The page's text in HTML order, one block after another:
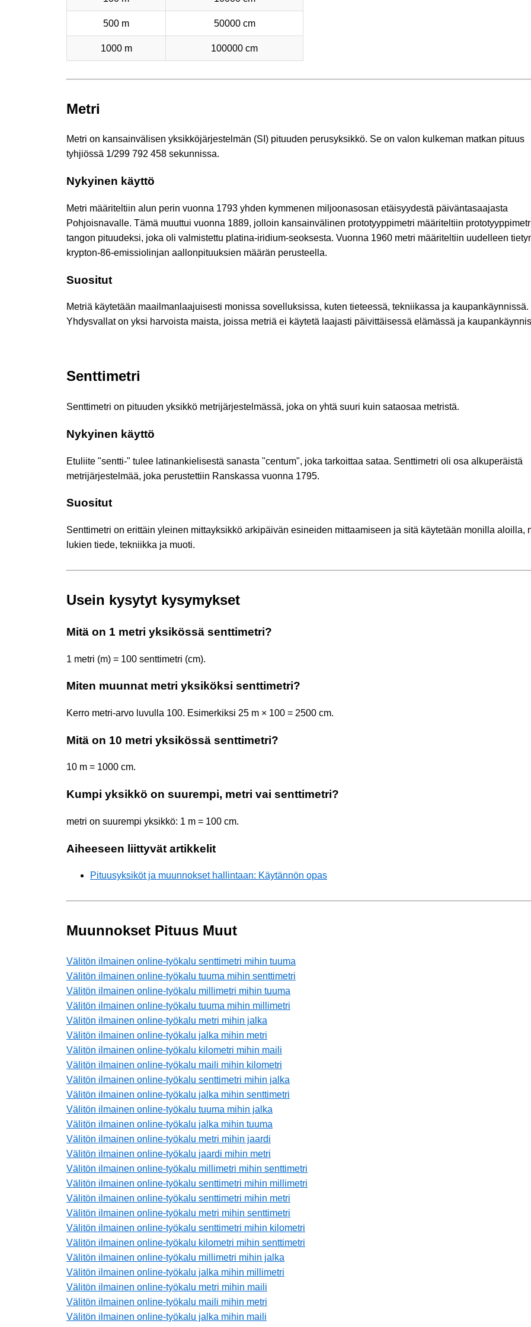
500 m 50000 cm
1000 m 100000 cm
Metri
Metri on kansainvälisen yksikköjärjestelmän (SI) pituuden perusyksikkö. Se on valon kulkeman matkan pituus
tyhjiössä 1/299 792 458 sekunnissa.
Nykyinen käyttö
Metri määriteltiin alun perin vuonna 1793 yhden kymmenen miljoonasosan etäisyydestä päiväntasaajasta
Pohjoisnavalle. Tämä muuttui vuonna 1889, jolloin kansainvälinen prototyyppimetri määriteltiin
tangon pituudeksi, joka oli valmistettu platina-iridium-seoksesta. Vuonna 1960 metri määriteltiin uudelleen
krypton-86-emissiolinjan aallonpituuksien määrän perusteella.
Suositut
Metriä käytetään maailmanlaajuisesti monissa sovelluksissa, kuten tieteessä, tekniikassa ja kaupankäynnissä.
Yhdysvallat on yksi harvoista maista, joissa metriä ei käytetä laajasti päivittäisessä elämässä ja
Senttimetri
Senttimetri on pituuden yksikkö metrijärjestelmässä, joka on yhtä suuri kuin sataosaa metristä.
Nykyinen käyttö
Etuliite "sentti-" tulee latinankielisestä sanasta "centum", joka tarkoittaa sataa. Senttimetri oli osa alkuperäistä
metrijärjestelmää, joka perustettiin Ranskassa vuonna 1795.
Suositut
Senttimetri on erittäin yleinen mittayksikkö arkipäivän esineiden mittaamiseen ja sitä käytetään monilla aloilla,
lukien tiede, tekniikka ja muoti.
Usein kysytyt kysymykset
Mitä on 1 metri yksikössä senttimetri?
1 metri (m) = 100 senttimetri (cm).
Miten muunnat metri yksiköksi senttimetri?
Kerro metri-arvo luvulla 100. Esimerkiksi 25 m × 100 = 2500 cm.
Mitä on 10 metri yksikössä senttimetri?
10 m = 1000 cm.
Kumpi yksikkö on suurempi, metri vai senttimetri?
metri on suurempi yksikkö: 1 m = 100 cm.
Aiheeseen liittyvät artikkelit
Pituusyksiköt ja muunnokset hallintaan: Käytännön opas
Muunnokset Pituus Muut
Välitön ilmainen online-työkalu senttimetri mihin tuuma
Välitön ilmainen online-työkalu tuuma mihin senttimetri
Välitön ilmainen online-työkalu millimetri mihin tuuma
Välitön ilmainen online-työkalu tuuma mihin millimetri
Välitön ilmainen online-työkalu metri mihin jalka
Välitön ilmainen online-työkalu jalka mihin metri
Välitön ilmainen online-työkalu kilometri mihin maili
Välitön ilmainen online-työkalu maili mihin kilometri
Välitön ilmainen online-työkalu senttimetri mihin jalka
Välitön ilmainen online-työkalu jalka mihin senttimetri
Välitön ilmainen online-työkalu tuuma mihin jalka
Välitön ilmainen online-työkalu jalka mihin tuuma
Välitön ilmainen online-työkalu metri mihin jaardi
Välitön ilmainen online-työkalu jaardi mihin metri
Välitön ilmainen online-työkalu millimetri mihin senttimetri
Välitön ilmainen online-työkalu senttimetri mihin millimetri
Välitön ilmainen online-työkalu senttimetri mihin metri
Välitön ilmainen online-työkalu metri mihin senttimetri
Välitön ilmainen online-työkalu senttimetri mihin kilometri
Välitön ilmainen online-työkalu kilometri mihin senttimetri
Välitön ilmainen online-työkalu millimetri mihin jalka
Välitön ilmainen online-työkalu jalka mihin millimetri
Välitön ilmainen online-työkalu metri mihin maili
Välitön ilmainen online-työkalu maili mihin metri
Välitön ilmainen online-työkalu jalka mihin maili